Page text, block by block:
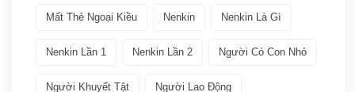
Các ngành nghề quay lại Tokutei Gino(1)
Mất Thẻ Ngoại Kiều Nenkin Nenkin Là Gì
Nenkin Lần 1 Nenkin Lần 2 Người Có Con Nhỏ
Người Khuyết Tật Người Lao Động